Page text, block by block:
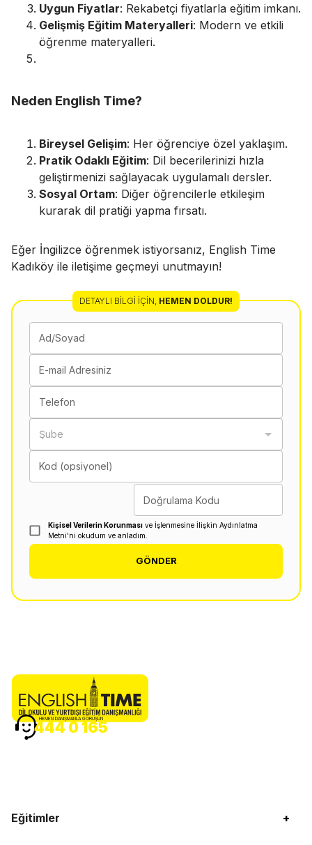
Uygun Fiyatlar: Rekabetçi fiyatlarla eğitim imkanı.
Gelişmiş Eğitim Materyalleri: Modern ve etkili
öğrenme materyalleri.
Neden English Time?
Bireysel Gelişim: Her öğrenciye özel yaklaşım.
Pratik Odaklı Eğitim: Dil becerilerinizi hızla
geliştirmenizi sağlayacak uygulamalı dersler.
Sosyal Ortam: Diğer öğrencilerle etkileşim
kurarak dil pratiği yapma fırsatı.
Eğer İngilizce öğrenmek istiyorsanız, English Time
Kadıköy ile iletişime geçmeyi unutmayın!
DETAYLI BILGI İÇIN HEMEN DOLDUR!
Ad/Soyad
E-mail Adresiniz
Telefon
Şube
Kod (opsiyonel)
Doğrulama Kodu
Kişisel Verilerin Korunması ve İşlenmesine İlişkin Aydınlatma
Metni'ni okudum ve anladım.
GÖNDER
Eğitimler +
HEMEN DANIŞMANLA GÖRÜŞÜN
444 0 165